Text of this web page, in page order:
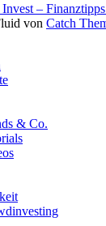
–
von Catch
& Co.